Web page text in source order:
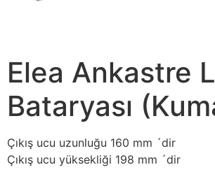
Elea Ankastre
Bataryası
Çıkış ucu uzunluğu 160 mm ´dir
Çıkış ucu yüksekliği 198 mm ´dir